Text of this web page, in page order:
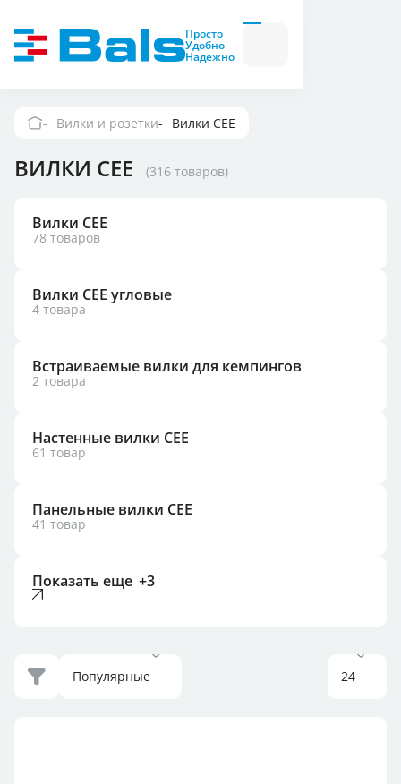
Просто
Удобно
Надежно
Вилки
и
розетки
модули
Вилки и розетки
Где купить
Контакты
Вилки и розетки Вилки CEE
ВИЛКИ CEE (316 товаров)
Вилки CEE
78 товаров
Вилки CEE угловые
4 товара
Встраиваемые вилки для кемпингов
2 товара
Настенные вилки CEE
61 товар
Панельные вилки CEE
41 товар
Популярные 24